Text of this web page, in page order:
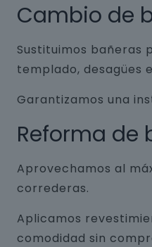
Cambio de
Sustituimos bañeras
templado, desagües
Garantizamos una
Reforma de
Aprovechamos al
correderas.
Aplicamos
comodidad sin